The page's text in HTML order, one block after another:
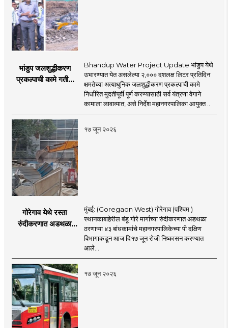
भांडुप जलशुद्धीकरण
प्रकल्पाची कामे गतीने
Bhandup Water Project Update भांडुप येथे
उभारण्यात येत असलेल्या २,००० दशलक्ष लिटर प्रतिदिन
क्षमतेच्या अत्याधुनिक जलशुद्धीकरण प्रकल्पाची कामे
निर्धारित मुदतीपूर्वी पूर्ण करण्यासाठी सर्व यंत्रणा वेगाने
कामाला लावाव्यात, असे निर्देश महानगरपालिका आयुक्त ..
१७ जून २०२६
गोरेगाव येथे रस्ता
रुंदीकरणात अडथळा
मुंबई: (Goregaon West) गोरेगाव (पश्चिम )
स्थानकाबाहेरील बंडू गोरे मार्गाच्या रुंदीकरणात अडथळा
ठरणाऱ्या ४३ बांधकामांचे महानगरपालिकेच्या पी दक्षिण
विभागाकडून आज दि१७ जून रोजी निष्कासन करण्यात
आले...
१७ जून २०२६